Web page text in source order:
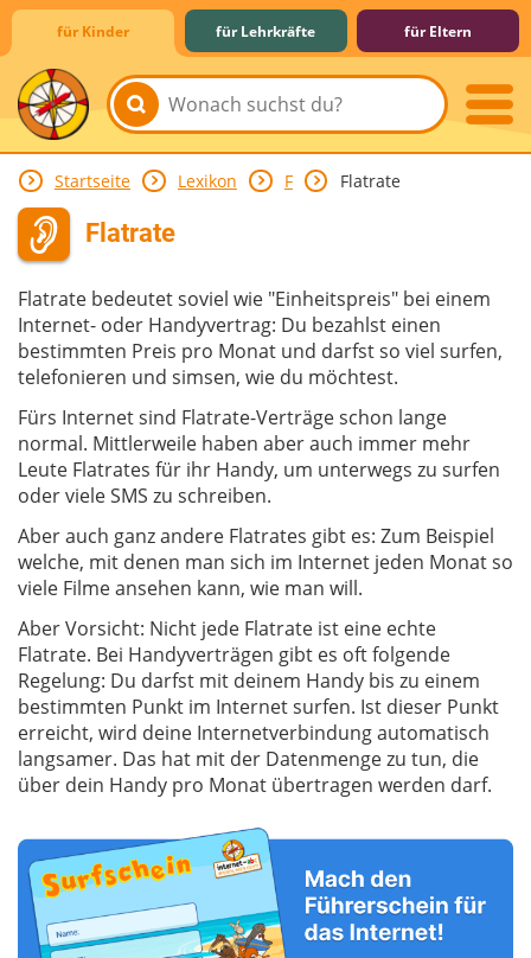
für Kinder für Lehrkräfte für Eltern
Lernen & Schule
Hobby & Freizeit
Spiel & Spaß
Mitreden & Mitmachen
Startseite Lexikon F Flatrate
Flatrate
Flatrate bedeutet soviel wie "Einheitspreis" bei einem
Internet- oder Handyvertrag: Du bezahlst einen
bestimmten Preis pro Monat und darfst so viel surfen,
telefonieren und simsen, wie du möchtest.
Fürs Internet sind Flatrate-Verträge schon lange
normal. Mittlerweile haben aber auch immer mehr
Leute Flatrates für ihr Handy, um unterwegs zu surfen
oder viele SMS zu schreiben.
Aber auch ganz andere Flatrates gibt es: Zum Beispiel
welche, mit denen man sich im Internet jeden Monat so
viele Filme ansehen kann, wie man will.
Aber Vorsicht: Nicht jede Flatrate ist eine echte
Flatrate. Bei Handyverträgen gibt es oft folgende
Regelung: Du darfst mit deinem Handy bis zu einem
bestimmten Punkt im Internet surfen. Ist dieser Punkt
erreicht, wird deine Internetverbindung automatisch
langsamer. Das hat mit der Datenmenge zu tun, die
über dein Handy pro Monat übertragen werden darf.